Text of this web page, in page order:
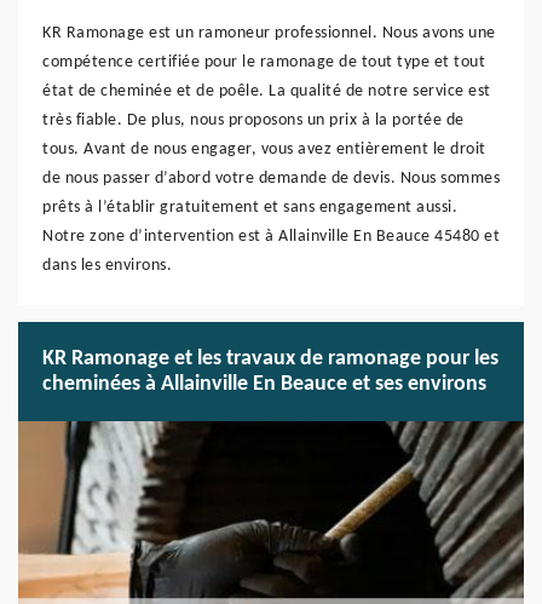
KR Ramonage est un ramoneur professionnel. Nous avons une
compétence certifiée pour le ramonage de tout type et tout
état de cheminée et de poêle. La qualité de notre service est
très fiable. De plus, nous proposons un prix à la portée de
tous. Avant de nous engager, vous avez entièrement le droit
de nous passer d’abord votre demande de devis. Nous sommes
prêts à l’établir gratuitement et sans engagement aussi.
Notre zone d’intervention est à Allainville En Beauce 45480 et
dans les environs.
KR Ramonage et les travaux de ramonage pour les
cheminées à Allainville En Beauce et ses environs